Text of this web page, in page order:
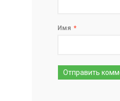
Имя *